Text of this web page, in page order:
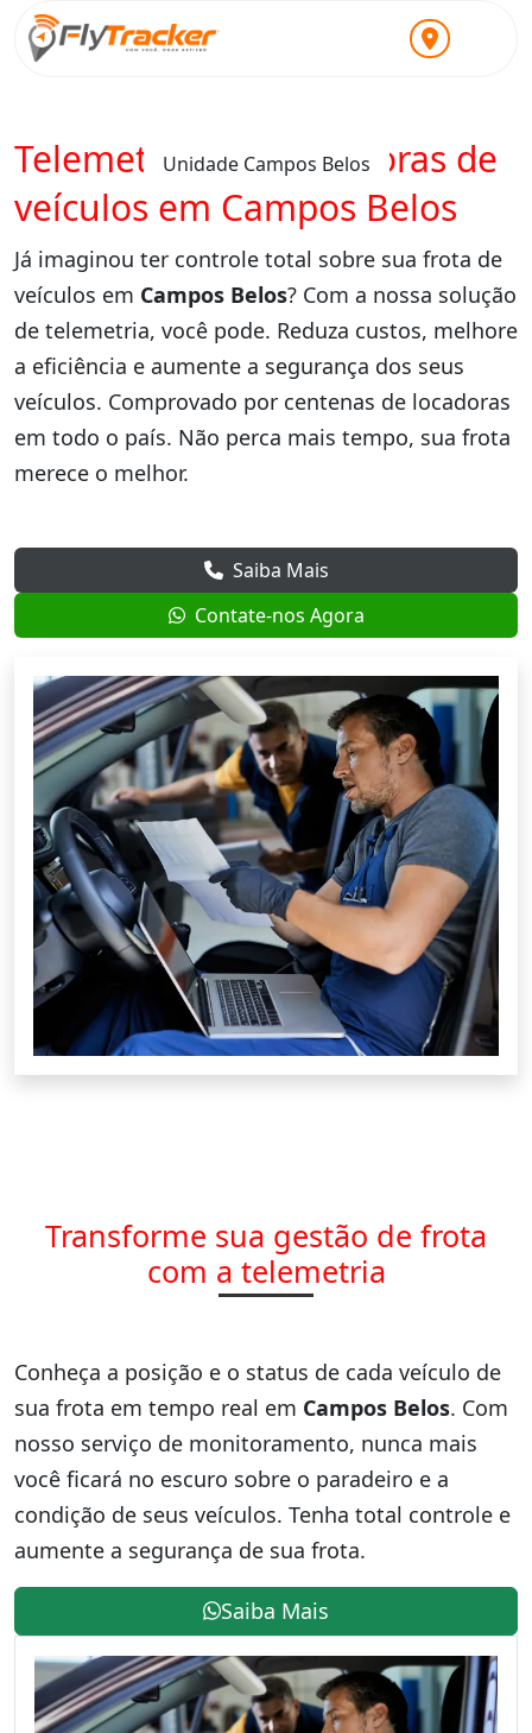
Unidade Campos Belos
Telemetria para locadoras de
veículos em Campos Belos
Já imaginou ter controle total sobre sua frota de
veículos em Campos Belos? Com a nossa solução
de telemetria, você pode. Reduza custos, melhore
a eficiência e aumente a segurança dos seus
veículos. Comprovado por centenas de locadoras
em todo o país. Não perca mais tempo, sua frota
merece o melhor.
Saiba Mais
Contate-nos Agora
Transforme sua gestão de frota
com a telemetria
Conheça a posição e o status de cada veículo de
sua frota em tempo real em Campos Belos. Com
nosso serviço de monitoramento, nunca mais
você ficará no escuro sobre o paradeiro e a
condição de seus veículos. Tenha total controle e
aumente a segurança de sua frota.
Saiba Mais